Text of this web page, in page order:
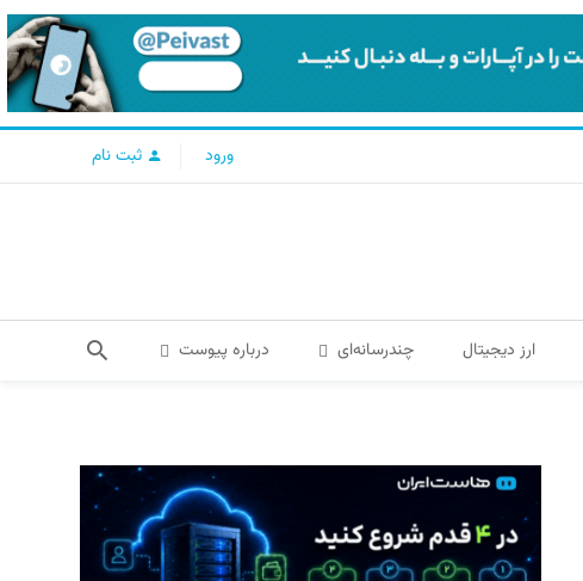
ورود ثبت نام
ارز دیجیتال چندرسانه‌ای درباره پیوست